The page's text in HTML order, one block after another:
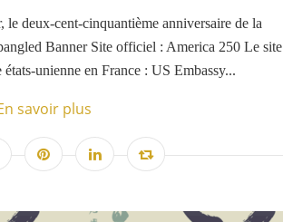
deux-cent-cinquantième anniversaire de la
Banner Site officiel : America 250 Le site
unienne en France : US Embassy...
savoir plus